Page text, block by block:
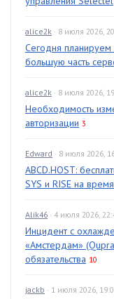
alice2k · 8 июля 2026,
Сегодня планируем
большую часть
alice2k · 8 июля 2026,
Необходимость
авторизации 3
Edward · 8 июля 2026,
ABCD.HOST:
SYS и RISE на
Alik46 · 4 июля 2026,
Инцидент с
«Амстердам»
обязательства 10
jackb · 1 июля 2026,